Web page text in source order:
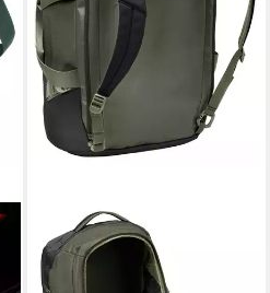
VAUDE
Trolley CityDuffel 35, 0
Rollen, Duffel Reisetasche 35